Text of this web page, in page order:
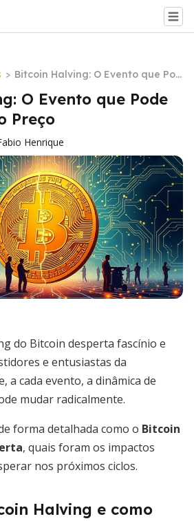
> Bitcoin Halving: O Evento que Pod
e Impulsionar o Preço
O Evento que Pode
Preço
Henrique
do Bitcoin desperta fascínio e
e entusiastas da
a cada evento, a dinâmica de
mudar radicalmente.
forma detalhada como o Bitcoin
, quais foram os impactos
nos próximos ciclos.
Halving e como